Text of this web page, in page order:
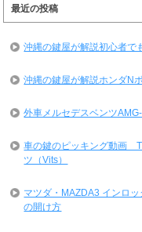
最近の投稿
沖縄の鍵屋が解説初心者で
沖縄の鍵屋が解説ホンダN
外車メルセデスベンツ
車の鍵のピッキング動画
ツ（Vits）
マツダ・MAZDA3 インロ
の開け方